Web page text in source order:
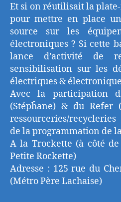
Et si on réutilisait la
pour mettre en place
source sur les
électroniques ? Si cette
lance d’activité de
sensibilisation sur les
électriques &
Avec la participation
(Stépĥane) & du Refer
ressourceries/
de la programmation de
A la Trockette (à côté
Petite Rockette)
Adresse : 125 rue du
(Métro Père Lachaise)